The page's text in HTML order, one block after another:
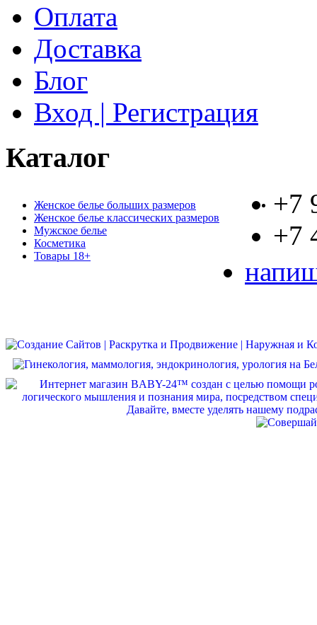
Оплата
Доставка
Блог
Вход | Регистрация
Каталог
Женское белье больших размеров
Женское белье классических размеров
Мужское белье
Косметика
Товары 18+
+7
+7